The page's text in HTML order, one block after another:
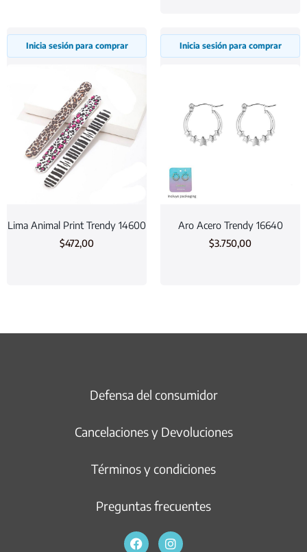
Inicia sesión para comprar
Lima Animal Print Trendy 14600
$472,00
Inicia sesión para comprar
Aro Acero Trendy 16640
$3.750,00
Defensa del consumidor
Cancelaciones y Devoluciones
Términos y condiciones
Preguntas frecuentes